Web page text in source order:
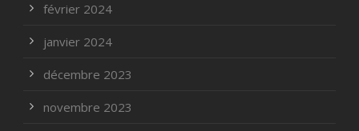
février 2024
janvier 2024
décembre 2023
novembre 2023